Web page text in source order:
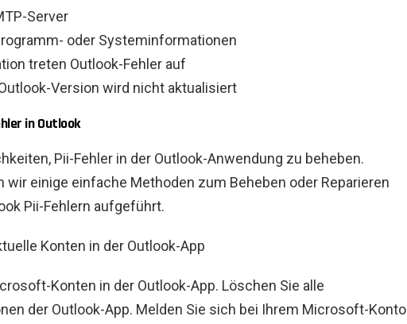
Server
oder Systeminformationen
treten Outlook-Fehler auf
Version wird nicht aktualisiert
in Outlook
Pii-Fehler in der Outlook-Anwendung zu beheben.
wir einige einfache Methoden zum Beheben oder Reparieren
Pii-Fehlern aufgeführt.
Konten in der Outlook-App
Konten in der Outlook-App. Löschen Sie alle
der Outlook-App. Melden Sie sich bei Ihrem Microsoft-Konto